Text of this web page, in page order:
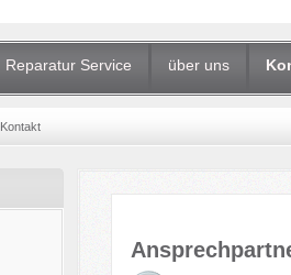
Reparatur Service über uns
Kontakt